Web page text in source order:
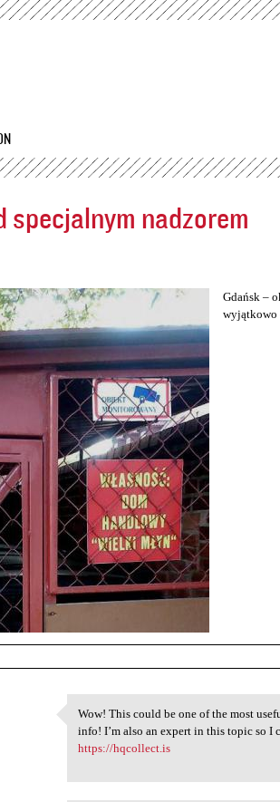
Przejdź
specjalnym nadzorem
Gdańsk –
wyjątkowo
Wow! This could be one of the
Wow! This could be one of the most
info! I’m also an expert in this topic so I
https://hqcollect.is